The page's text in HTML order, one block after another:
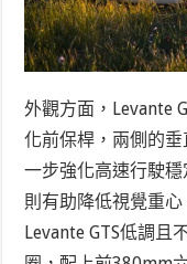
外觀方面，Levante
化前保桿，兩側的
一步強化高速行駛
則有助降低視覺重
Levante GTS低調且